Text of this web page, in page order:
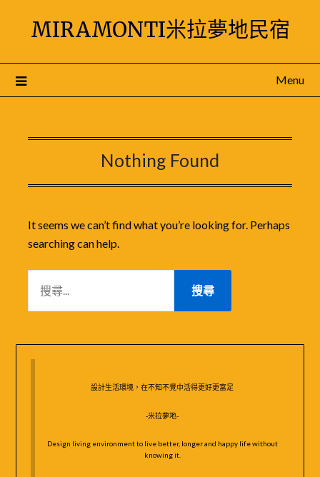
MIRAMONTI米拉夢地民宿
Menu
Nothing Found
It seems we can’t find what you’re looking for. Perhaps
searching can help.
關
設計生活環境，在不知不覺中活得更好更富足
-米拉夢地-
Design living environment to live better, longer and happy life without
knowing it.